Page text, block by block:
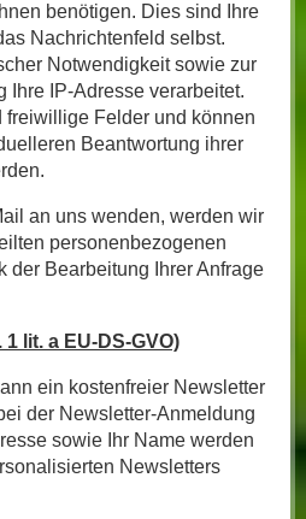
benötigen. Dies sind Ihre
Nachrichtenfeld selbst.
Notwendigkeit sowie zur
Ihre IP-Adresse verarbeitet.
Felder und können
Beantwortung ihrer
an uns wenden, werden wir
personenbezogenen
der Bearbeitung Ihrer Anfrage
lit. a EU-DS-GVO)
ein kostenfreier Newsletter
der Newsletter-Anmeldung
sowie Ihr Name werden
Newsletters